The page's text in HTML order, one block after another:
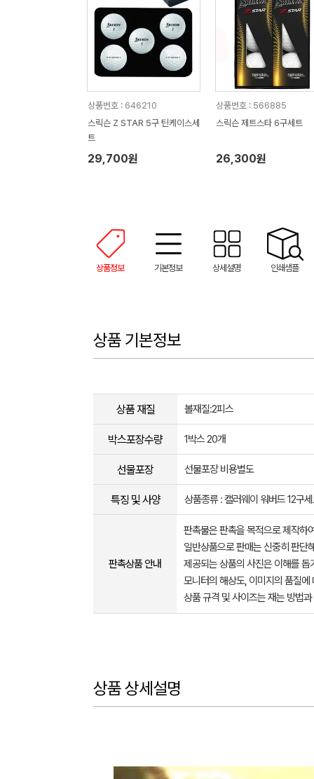
상품번호 : 646210
스릭슨 Z STAR 5구 틴케이스세
트
29,700원
상품번호 : 566885
스릭슨 제트스타 6구세트
26,300원
상품정보 기본정보 상세설명 인쇄샘플
상품 기본정보
상품 재질 볼재질:2피스
박스포장수량 1박스 20개
선물포장 선물포장 비용별도
특징 및 사양 상품종류 : 캘러웨이 워버드 12구
판촉상품 안내
판촉물은 판촉을 목적으로 제작하
일반상품으로 판매는 신중히 판단
제공되는 상품의 사진은 이해를
모니터의 해상도, 이미지의 품질
상품 규격 및 사이즈는 재는 방법
상품 상세설명